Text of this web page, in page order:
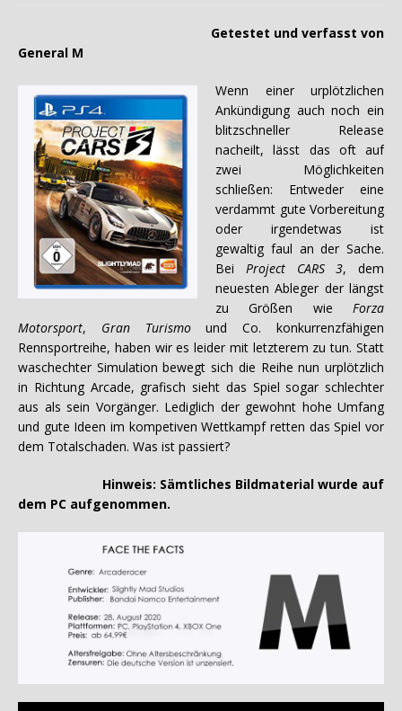
Getestet und verfasst von
General M
Wenn einer urplötzlichen
Ankündigung auch noch ein
blitzschneller Release
nacheilt, lässt das oft auf
zwei Möglichkeiten
schließen: Entweder eine
verdammt gute Vorbereitung
oder irgendetwas ist
gewaltig faul an der Sache.
Bei Project CARS 3, dem
neuesten Ableger der längst
zu Größen wie Forza
Motorsport, Gran Turismound Co. konkurrenzfähigen
Rennsportreihe, haben wir es leider mit letzterem zu tun. Statt
waschechter Simulation bewegt sich die Reihe nun urplötzlich
in Richtung Arcade, grafisch sieht das Spiel sogar schlechter
aus als sein Vorgänger. Lediglich der gewohnt hohe Umfang
und gute Ideen im kompetiven Wettkampf retten das Spiel vor
dem Totalschaden. Was ist passiert?
Hinweis: Sämtliches Bildmaterial wurde auf
dem PC aufgenommen.